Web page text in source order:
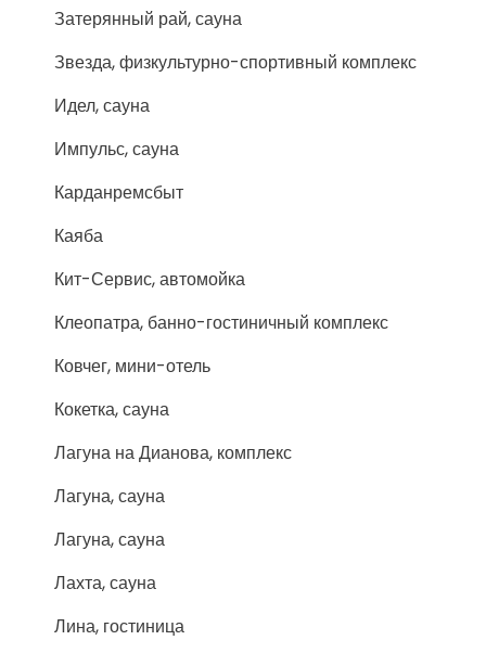
Затерянный рай, сауна
Звезда, физкультурно-спортивный комплекс
Идел, сауна
Импульс, сауна
Карданремсбыт
Каяба
Кит-Сервис, автомойка
Клеопатра, банно-гостиничный комплекс
Ковчег, мини-отель
Кокетка, сауна
Лагуна на Дианова, комплекс
Лагуна, сауна
Лагуна, сауна
Лахта, сауна
Лина, гостиница